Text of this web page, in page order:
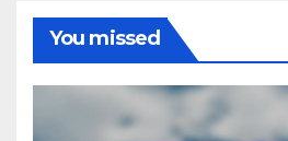
You missed